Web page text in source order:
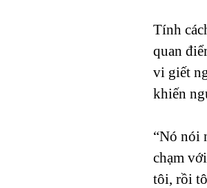
Tính
quan
vi giết
khiến
“Nó nói
chạm
tôi, rồi